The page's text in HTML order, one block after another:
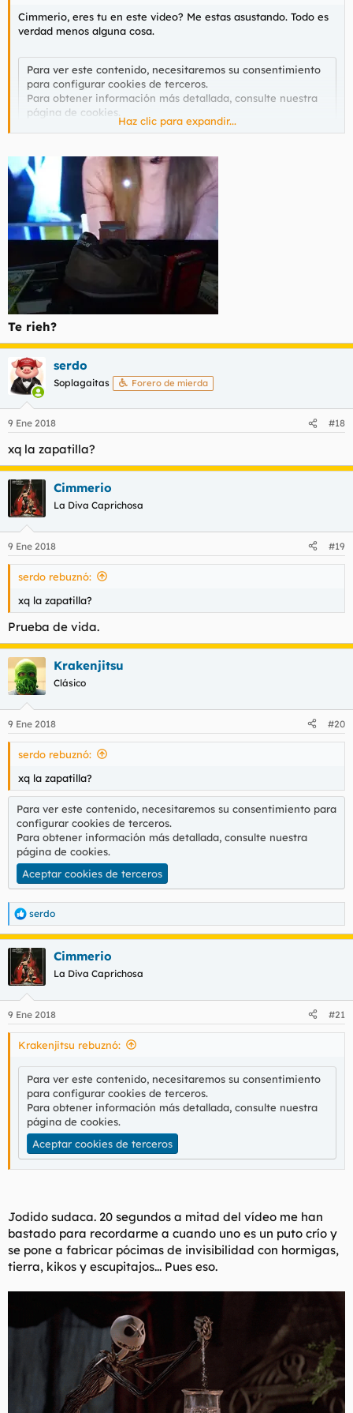
Cimmerio, eres tu en este video? Me estas asustando. Todo es
verdad menos alguna cosa.
Para ver este contenido, necesitaremos su consentimiento
para configurar cookies de terceros.
Para obtener información más detallada, consulte nuestra
página de cookies
Aceptar cookies de terceros
Haz clic para expandir...
Te rieh?
serdo
Soplagaitas Forero de mierda
9 Ene 2018 #18
xq la zapatilla?
Cimmerio
La Diva Caprichosa
9 Ene 2018 #19
serdo rebuznó:
xq la zapatilla?
Prueba de vida.
Krakenjitsu
Clásico
9 Ene 2018 #20
serdo rebuznó:
xq la zapatilla?
Para ver este contenido, necesitaremos su consentimiento para
configurar cookies de terceros.
Para obtener información más detallada, consulte nuestra
página de cookies.
Aceptar cookies de terceros
R
e
a
c
c
i
e
s
serdo
Cimmerio
La Diva Caprichosa
9 Ene 2018 #21
Krakenjitsu rebuznó:
Para ver este contenido, necesitaremos su consentimiento
para configurar cookies de terceros.
Para obtener información más detallada, consulte nuestra
página de cookies.
Aceptar cookies de terceros
Jodido sudaca. 20 segundos a mitad del vídeo me han
bastado para recordarme a cuando uno es un puto crío y
se pone a fabricar pócimas de invisibilidad con hormigas,
tierra, kikos y escupitajos... Pues eso.